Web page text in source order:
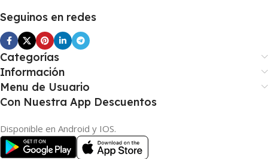
Seguinos en redes
Categorías
Información
Menu de Usuario
Con Nuestra App Descuentos
Disponible en Android y IOS.